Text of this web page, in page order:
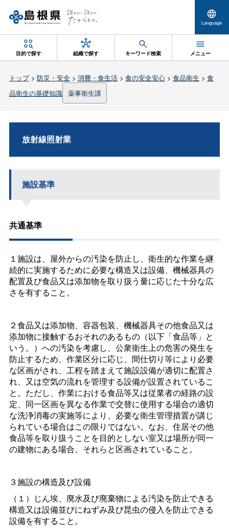
Language
目的で探す 組織で探す キーワード検索 メニュー
トップ> 防災・安全> 消費・食生活> 食の安全安心> 食品衛生 > 食
品衛生の基礎知識 薬事衛生課
放射線照射業
施設基準
共通基準
１施設は、屋外からの汚染を防止し、衛生的な作業を継
続的に実施するために必要な構造又は設備、機械器具の
配置及び食品又は添加物を取り扱う量に応じた十分な広
さを有すること。
２食品又は添加物、容器包装、機械器具その他食品又は
添加物に接触するおそれのあるもの（以下「食品等」と
いう。）への汚染を考慮し、公衆衛生上の危害の発生を
防止するため、作業区分に応じ、間仕切り等により必要
な区画がされ、工程を踏まえて施設設備が適切に配置さ
れ、又は空気の流れを管理する設備が設置されているこ
と。ただし、作業における食品等又は従業者の経路の設
定、同一区画を異なる作業で交替に使用する場合の適切
な洗浄消毒の実施等により、必要な衛生管理措置が講じ
られている場合はこの限りではない。なお、住居その他
食品等を取り扱うことを目的としない室又は場所が同一
の建物にある場合、それらと区画されていること。
３施設の構造及び設備
（１）じん埃、廃水及び廃棄物による汚染を防止できる
構造又は設備並びにねずみ及び昆虫の侵入を防止できる
設備を有すること。